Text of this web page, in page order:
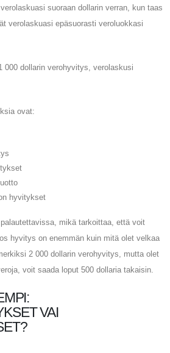
suoraan dollarin verran, kun taas
verolaskuasi epäsuorasti veroluokkasi
000 dollarin verohyvitys, verolaskusi
ovat:
hyvitykset
mikä tarkoittaa, että voit
hyvitys on enemmän kuin mitä olet velkaa
2 000 dollarin verohyvitys, mutta olet
voit saada loput 500 dollaria takaisin.
VAI